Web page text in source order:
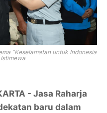
“Keselamatan untuk Indonesia
- Jasa Raharja
baru dalam